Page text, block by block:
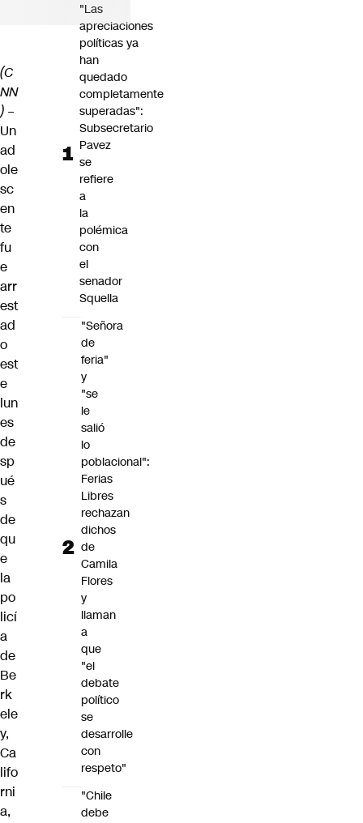
(C
NN
) –
Un
ad
ole
sc
en
te
fu
e
arr
est
ad
o
est
e
lun
es
de
sp
ué
s
de
qu
e
la
po
licí
a
de
Be
rk
ele
y,
Ca
lifo
rni
a,
"Las
apreciaciones
políticas ya
han
quedado
completamente
superadas":
Subsecretario
Pavez
se
refiere
a
la
polémica
con
el
senador
Squella
"Señora
de
feria"
y
"se
le
salió
lo
poblacional":
Ferias
Libres
rechazan
dichos
de
Camila
Flores
y
llaman
a
que
"el
debate
político
se
desarrolle
con
respeto"
"Chile
debe